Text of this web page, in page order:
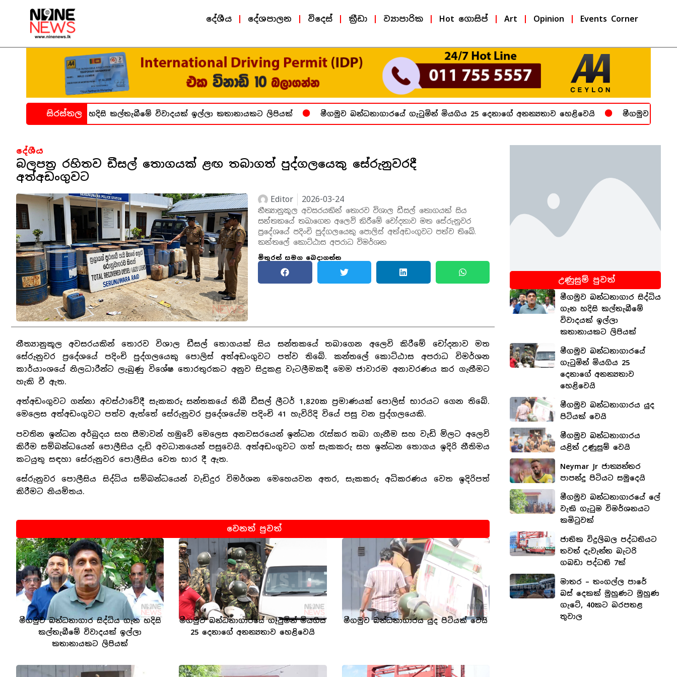
දේශීය දේශපාලන විදෙස් ක්‍රීඩා ව්‍යාපාරික Hot ගොසිප් Art Opinion Events Corner
සිරස්තල
සිද්ධිය ගැන හදිසි කල්තැබීමේ විවාදයක් ඉල්ලා කතානායකට ලිපියක් මීගමුව බන්ධනාගාරයේ ගැටුමින් මියගිය 25 දෙනාගේ අනන්‍යතාව හෙළිවෙයි මීගමුව
දේශීය
බලපත්‍ර රහිතව ඩීසල් තොගයක් ළඟ තබාගත් පුද්ගලයෙකු සේරුනුවරදී
අත්අඩංගුවට
Editor 2026-03-24
නීත්‍යානුකූල අවසරයකින් තොරව විශාල ඩීසල් තොගයක් සිය
සන්තකයේ තබාගෙන අලෙවි කිරීමේ චෝදනාව මත සේරුනුවර
ප්‍රදේශයේ පදිංචි පුද්ගලයෙකු පොලිස් අත්අඩංගුවට පත්ව තිබේ.
කන්තලේ කොට්ඨාස අපරාධ විමර්ශන
මිතුරන් සමග බෙදාගන්න
නීත්‍යානුකූල අවසරයකින් තොරව විශාල ඩීසල් තොගයක් සිය සන්තකයේ තබාගෙන අලෙවි කිරීමේ චෝදනාව මත
සේරුනුවර ප්‍රදේශයේ පදිංචි පුද්ගලයෙකු පොලිස් අත්අඩංගුවට පත්ව තිබේ. කන්තලේ කොට්ඨාස අපරාධ විමර්ශන
කාර්යාංශයේ නිලධාරීන්ට ලැබුණු විශේෂ තොරතුරකට අනුව සිදුකළ වැටලීමකදී මෙම ජාවාරම අනාවරණය කර ගැනීමට
හැකි වී ඇත.
අත්අඩංගුවට ගන්නා අවස්ථාවේදී සැකකරු සන්තකයේ තිබී ඩීසල් ලීටර් 1,820ක ප්‍රමාණයක් පොලිස් භාරයට ගෙන තිබේ.
මෙලෙස අත්අඩංගුවට පත්ව ඇත්තේ සේරුනුවර ප්‍රදේශයේම පදිංචි 41 හැවිරිදි වියේ පසු වන පුද්ගලයෙකි.
පවතින ඉන්ධන අර්බුදය සහ සීමාවන් හමුවේ මෙලෙස අනවසරයෙන් ඉන්ධන රැස්කර තබා ගැනීම සහ වැඩි මිලට අලෙවි
කිරීම සම්බන්ධයෙන් පොලීසිය දැඩි අවධානයෙන් පසුවෙයි. අත්අඩංගුවට ගත් සැකකරු සහ ඉන්ධන තොගය ඉදිරි නීතිමය
කටයුතු සඳහා සේරුනුවර පොලීසිය වෙත භාර දී ඇත.
සේරුනුවර පොලීසිය සිද්ධිය සම්බන්ධයෙන් වැඩිදුර විමර්ශන මෙහෙයවන අතර, සැකකරු අධිකරණය වෙත ඉදිරිපත්
කිරීමට නියමිතය.
වෙනත් පුවත්
මීගමුව බන්ධනාගාර සිද්ධිය ගැන හදිසි
කල්තැබීමේ විවාදයක් ඉල්ලා
කතානායකට ලිපියක්
මීගමුව බන්ධනාගාරයේ ගැටුමින් මියගිය
25 දෙනාගේ අනන්‍යතාව හෙළිවෙයි
මීගමුව බන්ධනාගාරය යුද පිටියක් වෙයි
උණුසුම් පුවත්
මීගමුව බන්ධනාගාර සිද්ධිය
ගැන හදිසි කල්තැබීමේ
විවාදයක් ඉල්ලා
කතානායකට ලිපියක්
මීගමුව බන්ධනාගාරයේ
ගැටුමින් මියගිය 25
දෙනාගේ අනන්‍යතාව
හෙළිවෙයි
මීගමුව බන්ධනාගාරය යුද
පිටියක් වෙයි
මීගමුව බන්ධනාගාරය
යළිත් උණුසුම් වෙයි
Neymar Jr ජාත්‍යන්තර
පාපන්දු පිටියට සමුදෙයි
මීගමුව බන්ධනාගාරයේ ලේ
වැකි ගැටුම විමර්ශනයට
කමිටුවක්
ජාතික විදුලිබල පද්ධතියට
තවත් දැවැන්ත බැටරි
ගබඩා පද්ධති 7ක්
මාතර – තංගල්ල පාරේ
බස් දෙකක් මුහුණට මුහුණ
ගැටේ, 40කට බරපතළ
තුවාල